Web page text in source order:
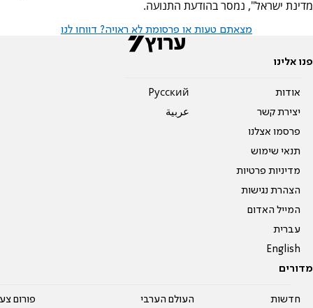
מדינת ישראל", נמסר בהודעת התנועה.
מצאתם טעות או פרסומת לא ראויה? דווחו לנו
פנו אלינו
אודות
יצירת קשר
פרסמו אצלנו
תנאי שימוש
מדיניות פרטיות
הצהרת נגישות
המייל האדום
עברית
English
Pусский
عربية
מדורים
חדשות העולם הערבי פורום